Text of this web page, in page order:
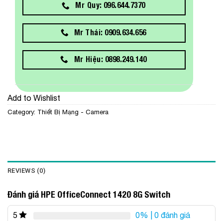
Mr Quy: 096.644.7370
Mr Thái: 0909.634.656
Mr Hiệu: 0898.249.140
Add to Wishlist
Category: Thiết Bị Mạng - Camera
REVIEWS (0)
Đánh giá HPE OfficeConnect 1420 8G Switch
5 0% | 0 đánh giá